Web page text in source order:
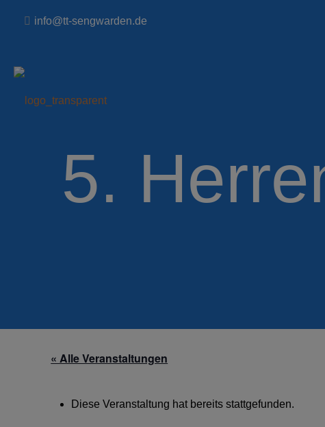
info@tt-sengwarden.de
5.
« Alle Veranstaltungen
Diese Veranstaltung hat bereits stattgefunden.